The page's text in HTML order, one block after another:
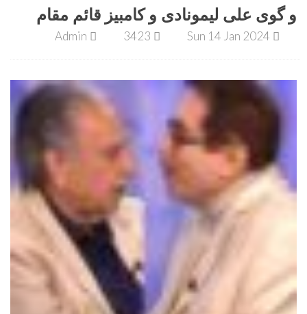
و گوی علی لیمونادی و کامبیز قائم مقام
Sun 14 Jan 2024
3423
Admin